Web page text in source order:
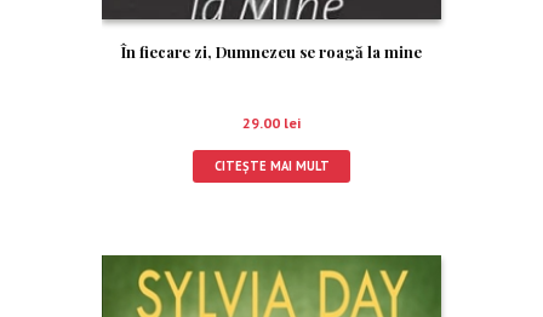
În fiecare zi, Dumnezeu se roagă la mine
29.00 lei
CITEȘTE MAI MULT